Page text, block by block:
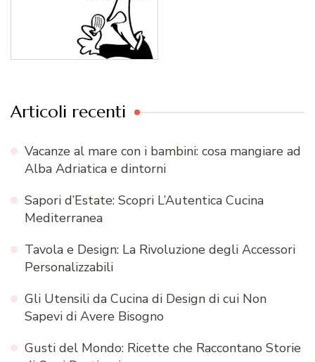
Articoli recenti
Vacanze al mare con i bambini: cosa mangiare ad
Alba Adriatica e dintorni
Sapori d’Estate: Scopri L’Autentica Cucina
Mediterranea
Tavola e Design: La Rivoluzione degli Accessori
Personalizzabili
Gli Utensili da Cucina di Design di cui Non
Sapevi di Avere Bisogno
Gusti del Mondo: Ricette che Raccontano Storie